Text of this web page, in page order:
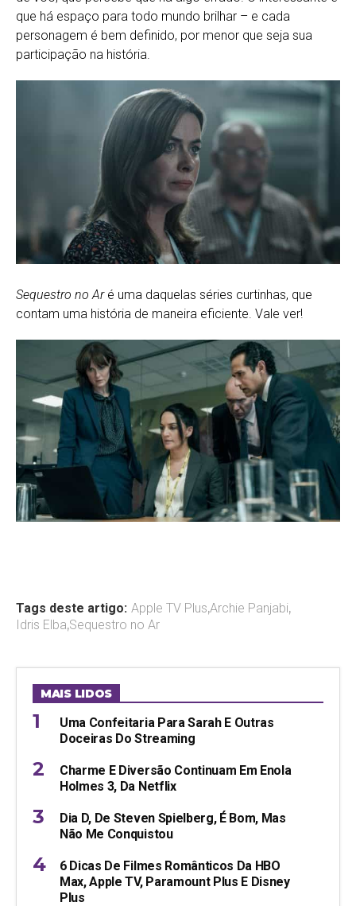
que há espaço para todo mundo brilhar – e cada
personagem é bem definido, por menor que seja sua
participação na história.
Sequestro no Aré uma daquelas séries curtinhas, que
contam uma história de maneira eficiente. Vale ver!
Tags deste artigo: Apple TV Plus,Archie Panjabi,
Idris Elba,Sequestro no Ar
MAIS LIDOS
Uma Confeitaria Para Sarah E Outras
Doceiras Do Streaming
Charme E Diversão Continuam Em Enola
Holmes 3, Da Netflix
Dia D, De Steven Spielberg, É Bom, Mas
Não Me Conquistou
6 Dicas De Filmes Românticos Da HBO
Max, Apple TV, Paramount Plus E Disney
Plus